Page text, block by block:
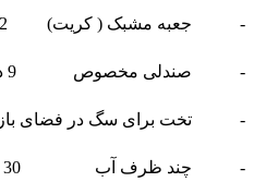
- جعبه مشبک ( کریت) 32 دلار
- صندلی مخصوص 9 دلار
- تخت برای سگ در فضای باز 20 دلار
- چند ظرف آب 30 دلار